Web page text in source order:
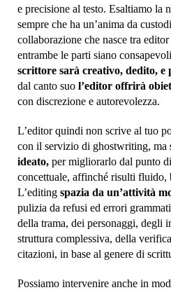
e precisione al testo. Esaltiamo la
sempre che ha un’anima da
collaborazione che nasce tra
entrambe le parti siano
scrittore sarà creativo, dedito, e
dal canto suo l’editor offrirà
con discrezione e autorevolezza.
L’editor quindi non scrive al tuo
con il servizio di ghostwriting, ma
ideato, per migliorarlo dal punto
concettuale, affinché risulti fluido,
L’editing spazia da un’attività
pulizia da refusi ed errori
della trama, dei personaggi, degli
struttura complessiva, della
citazioni, in base al genere di
Possiamo intervenire anche in